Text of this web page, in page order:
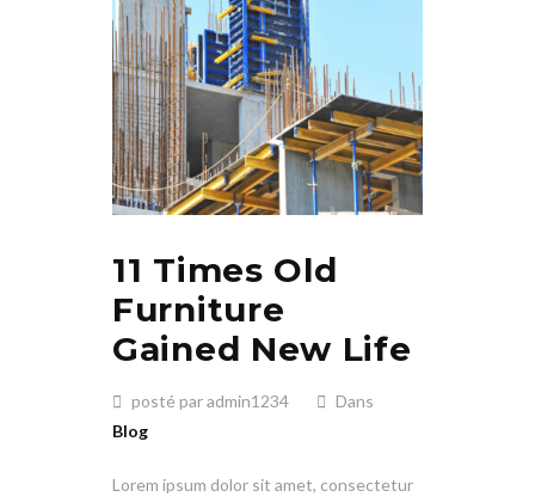
11 Times Old
Furniture
Gained New Life
posté par admin1234
Dans
Blog
Lorem ipsum dolor sit amet, consectetur